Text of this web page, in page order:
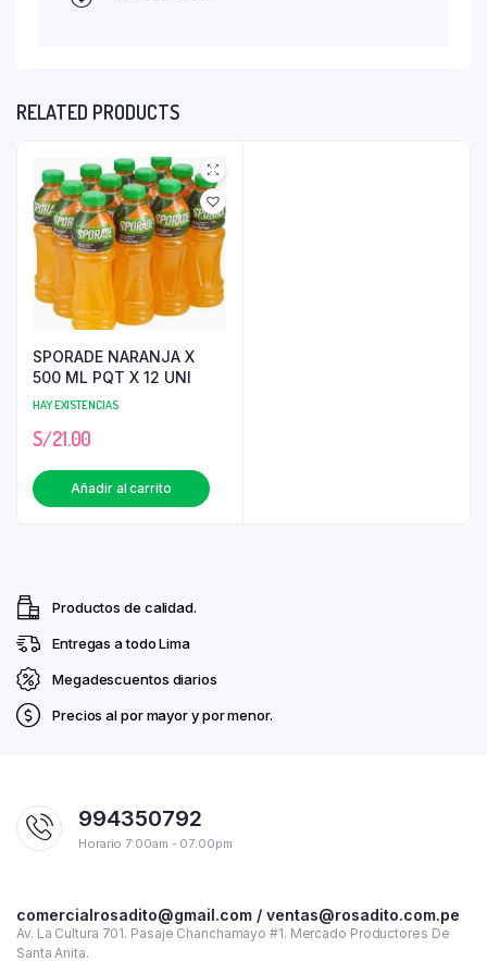
RELATED PRODUCTS
SPORADE NARANJA X
500 ML PQT X 12 UNI
HAY EXISTENCIAS
S/21.00
Añadir al carrito
Productos de calidad.
Entregas a todo Lima
Megadescuentos diarios
Precios al por mayor y por menor.
994350792
Horario 7:00am - 07:00pm
comercialrosadito@gmail.com / ventas@rosadito.com.pe
Av. La Cultura 701. Pasaje Chanchamayo #1. Mercado Productores De
Santa Anita.